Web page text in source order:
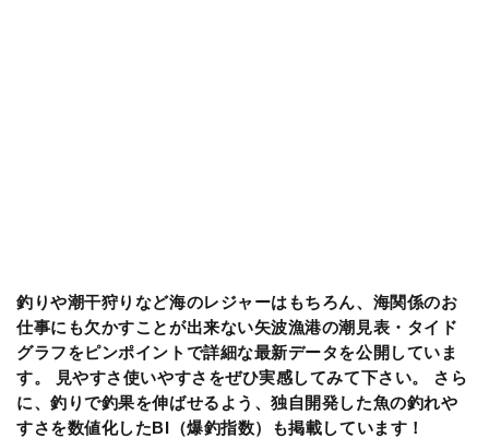
釣りや潮干狩りなど海のレジャーはもちろん、海関係のお
仕事にも欠かすことが出来ない矢波漁港の潮見表・タイド
グラフをピンポイントで詳細な最新データを公開していま
す。 見やすさ使いやすさをぜひ実感してみて下さい。 さら
に、釣りで釣果を伸ばせるよう、独自開発した魚の釣れや
すさを数値化したBI（爆釣指数）も掲載しています！